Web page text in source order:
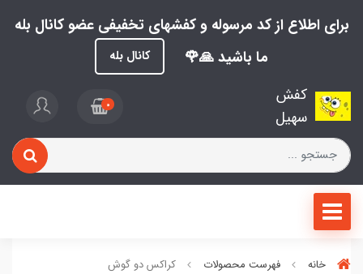
برای اطلاع از کد مرسوله و کفشهای تخفیفی عضو کانال بله
ما باشید 🙏🌹
کانال بله
کفش
سهیل
0
خانه فهرست محصولات کراکس دو گوش